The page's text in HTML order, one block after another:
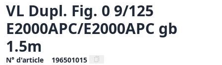
VL Dupl. Fig. 0 9/125
E2000APC/E2000APC gb
1.5m
N° d'article 196501015